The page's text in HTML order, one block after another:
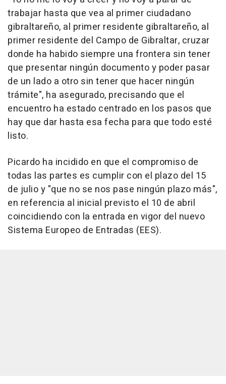
trabajar hasta que vea al primer ciudadano
gibraltareño, al primer residente gibraltareño, al
primer residente del Campo de Gibraltar, cruzar
donde ha habido siempre una frontera sin tener
que presentar ningún documento y poder pasar
de un lado a otro sin tener que hacer ningún
trámite", ha asegurado, precisando que el
encuentro ha estado centrado en los pasos que
hay que dar hasta esa fecha para que todo esté
listo.
Picardo ha incidido en que el compromiso de
todas las partes es cumplir con el plazo del 15
de julio y "que no se nos pase ningún plazo más",
en referencia al inicial previsto el 10 de abril
coincidiendo con la entrada en vigor del nuevo
Sistema Europeo de Entradas (EES).